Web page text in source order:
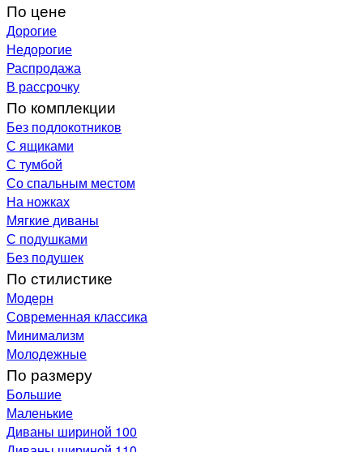
По цене
Дорогие
Недорогие
Распродажа
В рассрочку
По комплекции
Без подлокотников
С ящиками
С тумбой
Со спальным местом
На ножках
Мягкие диваны
С подушками
Без подушек
По стилистике
Модерн
Современная классика
Минимализм
Молодежные
По размеру
Большие
Маленькие
Диваны шириной 100